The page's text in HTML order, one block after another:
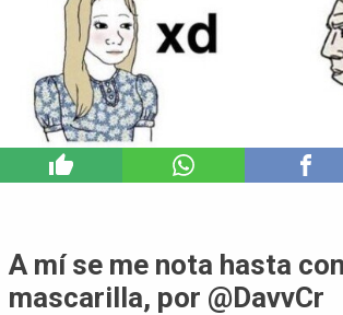
A mí se me nota hasta
mascarilla, por @DavvCr